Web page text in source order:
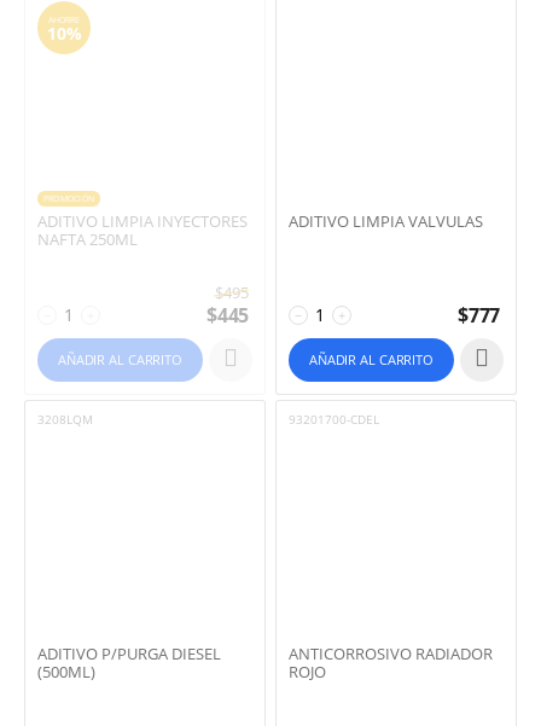
AHORRE
10%
PROMOCIÓN
ADITIVO LIMPIA INYECTORES
NAFTA 250ML
$495
$445
AÑADIR AL CARRITO
ADITIVO LIMPIA VALVULAS
+
− $777
AÑADIR AL CARRITO
3208LQM
ADITIVO P/PURGA DIESEL
(500ML)
93201700-CDEL
ANTICORROSIVO RADIADOR
ROJO